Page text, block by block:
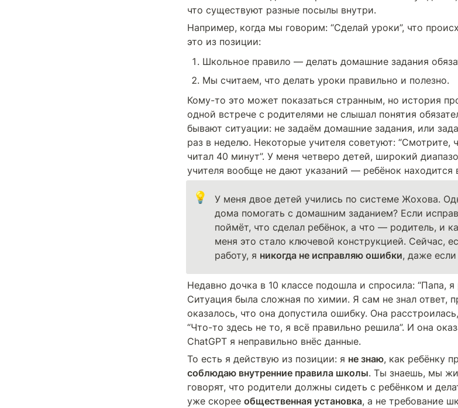
что существуют разные посылы внутри.
Например, когда мы говорим: “Сделай уроки”, что
это из позиции:
Школьное правило — делать домашние задания
Мы считаем, что делать уроки правильно и полезно.
Кому-то это может показаться странным, но история
одной встрече с родителями не слышал понятия
бывают ситуации: не задаём домашние задания, или
раз в неделю. Некоторые учителя советуют: “Смотрите,
читал 40 минут”. У меня четверо детей, широкий
учителя вообще не дают указаний — ребёнок находится
💡
У меня двое детей учились по системе Жохова.
дома помогать с домашним заданием? Если
поймёт, что сделал ребёнок, а что — родитель, и
меня это стало ключевой конструкцией. Сейчас,
работу, я никогда не исправляю ошибки, даже
Недавно дочка в 10 классе подошла и спросила: “Папа,
Ситуация была сложная по химии. Я сам не знал ответ,
оказалось, что она допустила ошибку. Она
“Что-то здесь не то, я всё правильно решила”. И она
ChatGPT я неправильно внёс данные.
То есть я действую из позиции: я не знаю
соблюдаю внутренние правила школы. Ты знаешь, мы
говорят, что родители должны сидеть с ребёнком и
уже скорее общественная установка, а не требование